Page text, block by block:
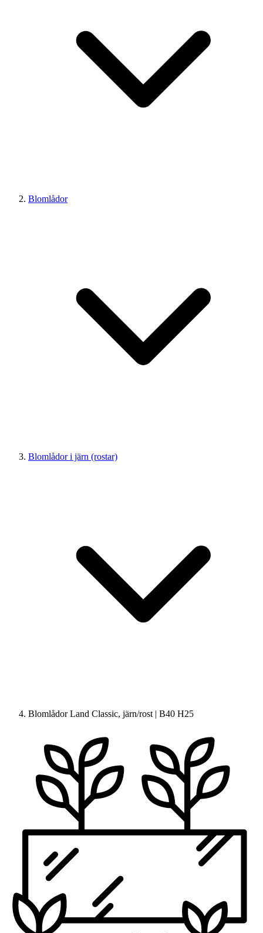
Blomlådor
Blomlådor i järn (rostar)
Blomlådor Land Classic, järn/rost | B40 H25